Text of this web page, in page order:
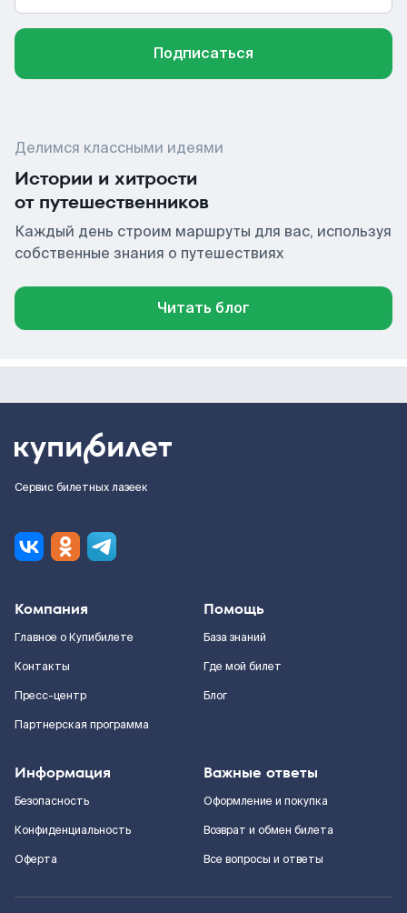
Подписаться
Делимся классными идеями
Истории и хитрости
от путешественников
Каждый день строим маршруты для вас, используя
собственные знания о путешествиях
Читать блог
Сервис билетных лазеек
Компания
Главное о Купибилете
Контакты
Пресс-центр
Партнерская программа
Помощь
База знаний
Где мой билет
Блог
Информация
Безопасность
Конфиденциальность
Оферта
Важные ответы
Оформление и покупка
Возврат и обмен билета
Все вопросы и ответы